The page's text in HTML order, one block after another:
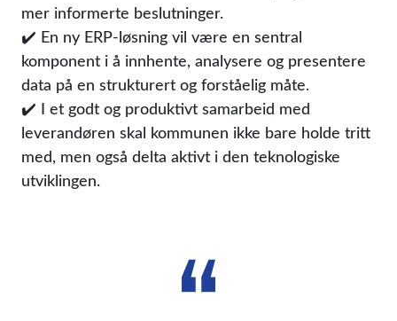
mer informerte beslutninger.
✔️ En ny ERP-løsning vil være en sentral
komponent i å innhente, analysere og presentere
data på en strukturert og forståelig måte.
✔️ I et godt og produktivt samarbeid med
leverandøren skal kommunen ikke bare holde tritt
med, men også delta aktivt i den teknologiske
utviklingen.